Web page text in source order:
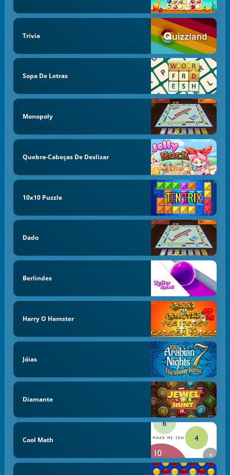
Trivia
Sopa De Letras
Monopoly
Quebra-Cabeças De Deslizar
10x10 Puzzle
Dado
Berlindes
Harry O Hamster
Jóias
Diamante
Cool Math